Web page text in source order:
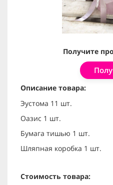
Получите
Описание товара:
Эустома 11 шт.
Оазис 1 шт.
Бумага тишью 1 шт.
Шляпная коробка 1 шт.
Стоимость товара: